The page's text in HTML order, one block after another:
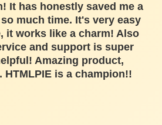
It has honestly saved me a
much time. It's very easy
it works like a charm! Also
and support is super
Amazing product,
is a champion!!